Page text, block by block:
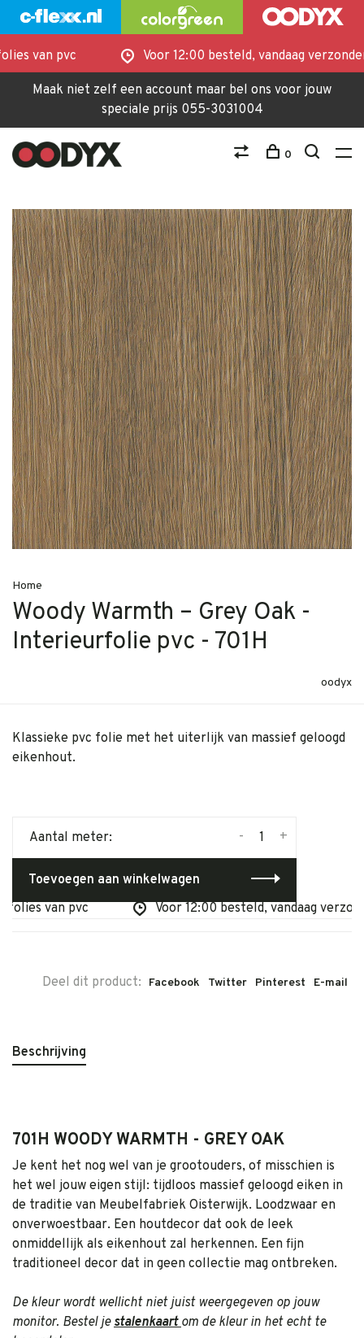
van pvc Voor 12:00 besteld, vandaag verzonden
Maak niet zelf een account maar bel ons voor jouw
speciale prijs 055-3031004
0
Home
Woody Warmth – Grey Oak -
Interieurfolie pvc - 701H
oodyx
Klassieke pvc folie met het uiterlijk van massief geloogd
eikenhout.
Aantal meter: +
-
Toevoegen aan winkelwagen
van pvc
Voor 12:00 besteld, vandaag
Deel dit product: Facebook Twitter Pinterest E-mail
Beschrijving
701H WOODY WARMTH - GREY OAK
Je kent het nog wel van je grootouders, of misschien is
het wel jouw eigen stijl: tijdloos massief geloogd eiken in
de traditie van Meubelfabriek Oisterwijk. Loodzwaar en
onverwoestbaar. Een houtdecor dat ook de leek
onmiddellijk als eikenhout zal herkennen. Een fijn
traditioneel decor dat in geen collectie mag ontbreken.
De kleur wordt wellicht niet juist weergegeven op jouw
monitor. Bestel jestalenkaart om de kleur in het echt te